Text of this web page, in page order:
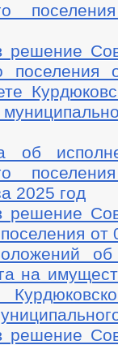
об
2025 год
поселения
об
на